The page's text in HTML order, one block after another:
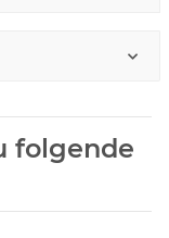
folgende